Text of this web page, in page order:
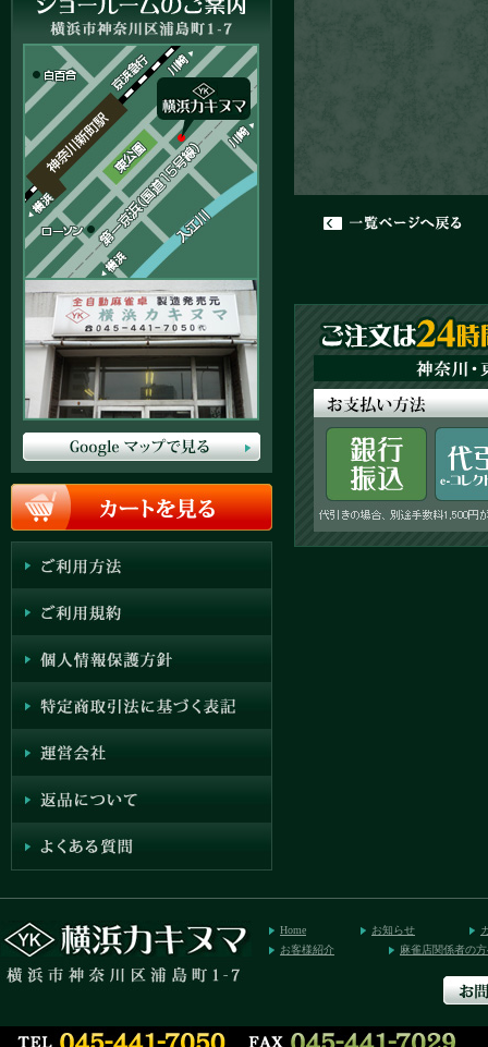
Home お知らせ
お客様紹介
麻雀店関係者の